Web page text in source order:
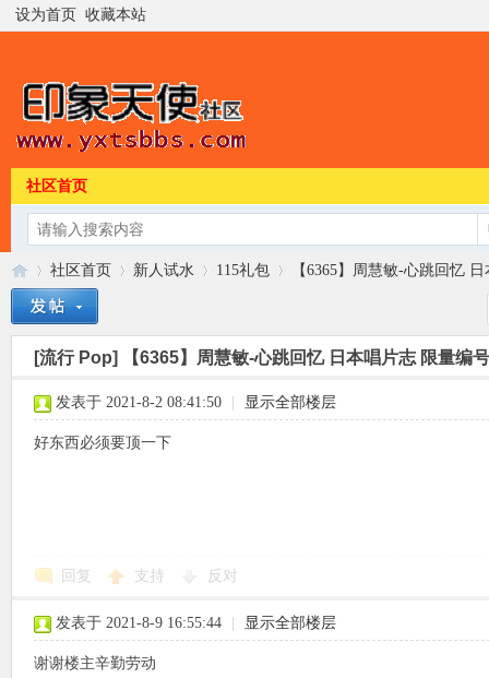
设为首页 收藏本站
社区首页
»
社区首页
›
新人试水
›
115礼包
›
【6365】周慧敏-心跳回忆
[流行 Pop] 【6365】周慧敏-心跳回忆 日本唱片志 限量
发表于 2021-8-2 08:41:50 显示全部楼层
好东西必须要顶一下
回复 支持 反对
发表于 2021-8-9 16:55:44 显示全部楼层
谢谢楼主辛勤劳动